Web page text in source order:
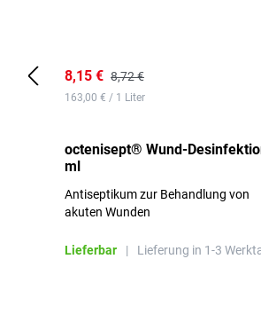
8,15 € 8,72 €
163,00 € / 1 Liter
octenisept® Wund-
ml
Antiseptikum zur Behandlung von
akuten Wunden
Lieferbar | Lieferung in 1-3